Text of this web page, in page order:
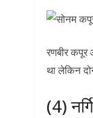
रणबीर
था लेकिन
(4)